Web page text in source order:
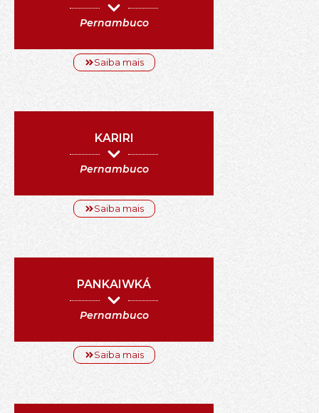
Pernambuco
Saiba mais
KARIRI
Pernambuco
Saiba mais
PANKAIWKÁ
Pernambuco
Saiba mais